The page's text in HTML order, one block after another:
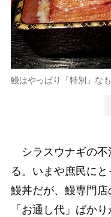
鰻はやっぱり「特別」な
シラスウナギの不
る。いまや庶民に
鰻丼だが、鰻専門
「お通し代」ばか